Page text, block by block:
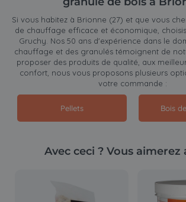
Si vous habitez à Brionne (27) et que vous
de chauffage efficace et économique,
Gruchy. Nos 50 ans d'expérience dans le
chauffage et des granulés témoignent de
proposer des produits de qualité, aux
confort, nous vous proposons plusieurs
votre commande :
Pellets Bois
Avec ceci ? Vous aimerez